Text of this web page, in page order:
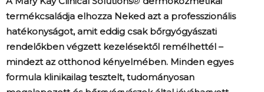
termékcsaládja elhozza Neked azt a professzionális
hatékonyságot, amit eddig csak bőrgyógyászati
rendelőkben végzett kezelésektől remélhettél –
mindezt az otthonod kényelmében. Minden egyes
formula klinikailag tesztelt, tudományosan